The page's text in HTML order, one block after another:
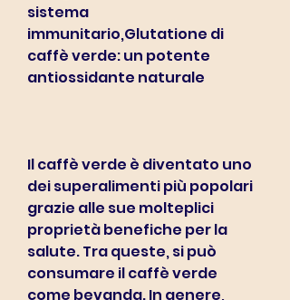
sistema
immunitario,Glutatione di
caffè verde: un potente
antiossidante naturale
Il caffè verde è diventato uno
dei superalimenti più popolari
grazie alle sue molteplici
proprietà benefiche per la
salute. Tra queste, si può
consumare il caffè verde
come bevanda. In genere,